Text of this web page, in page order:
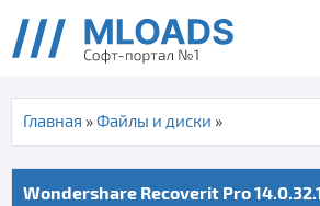
Главная »Файлы и диски »
Wondershare Recoverit Pro